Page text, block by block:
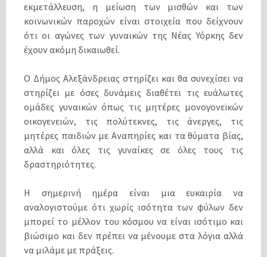
εκμετάλλευση, η μείωση των μισθών και των
κοινωνικών παροχών είναι στοιχεία που δείχνουν
ότι οι αγώνες των γυναικών της Νέας Υόρκης δεν
έχουν ακόμη δικαιωθεί.
Ο Δήμος Αλεξάνδρειας στηρίζει και θα συνεχίσει να
στηρίζει με όσες δυνάμεις διαθέτει τις ευάλωτες
ομάδες γυναικών όπως τις μητέρες μονογονεϊκών
οικογενειών, τις πολύτεκνες, τις άνεργες, τις
μητέρες παιδιών με Αναπηρίες και τα θύματα βίας,
αλλά και όλες τις γυναίκες σε όλες τους τις
δραστηριότητες.
Η σημερινή ημέρα είναι μια ευκαιρία να
αναλογιστούμε ότι χωρίς ισότητα των φύλων δεν
μπορεί το μέλλον του κόσμου να είναι ισότιμο και
βιώσιμο και δεν πρέπει να μένουμε στα λόγια αλλά
να μιλάμε με πράξεις.